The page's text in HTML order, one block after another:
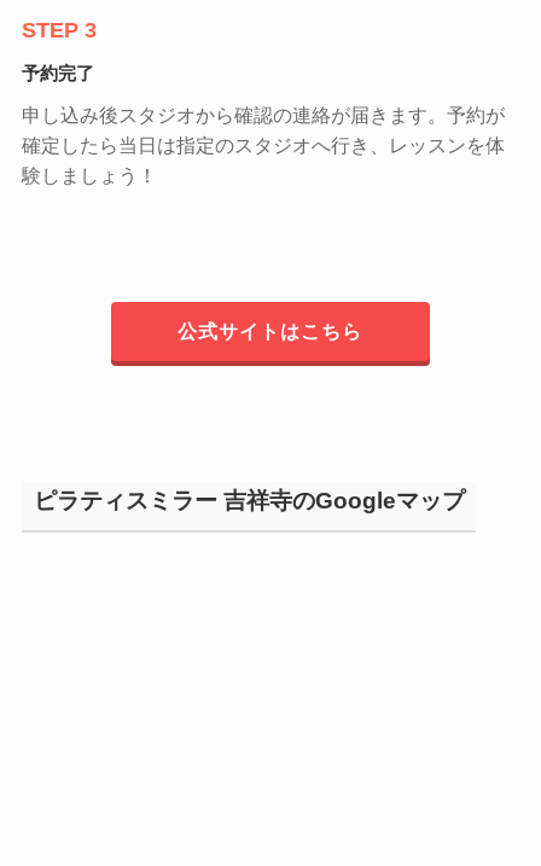
STEP 3
予約完了
申し込み後スタジオから確認の連絡が届きます。予約が
確定したら当日は指定のスタジオへ行き、レッスンを体
験しましょう！
公式サイトはこちら
ピラティスミラー 吉祥寺のGoogleマップ